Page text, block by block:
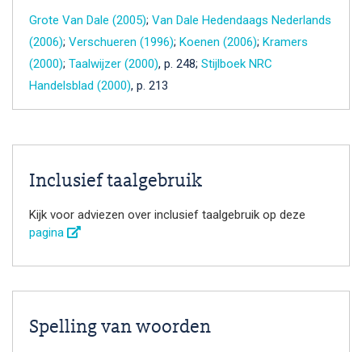
Grote Van Dale (2005); Van Dale Hedendaags Nederlands
(2006); Verschueren (1996); Koenen (2006); Kramers
(2000); Taalwijzer (2000), p. 248; Stijlboek NRC
Handelsblad (2000), p. 213
Inclusief taalgebruik
Kijk voor adviezen over inclusief taalgebruik op deze
pagina
Spelling van woorden